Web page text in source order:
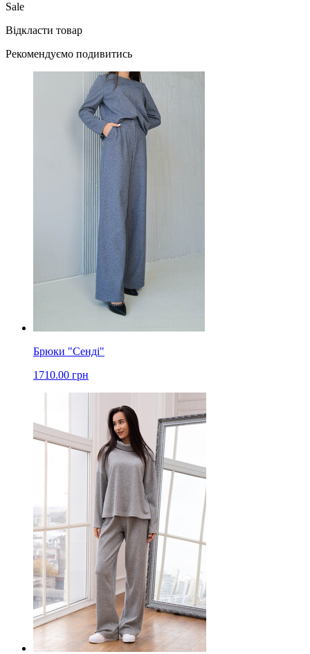
Sale
Відкласти товар
Рекомендуємо подивитись
Брюки "Сенді"
1710.00 грн